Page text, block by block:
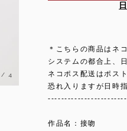
/ 4
＊こちらの商品はネ
システムの都合上、
ネコポス配送はポス
恐れ入りますが日時
作品名：接吻